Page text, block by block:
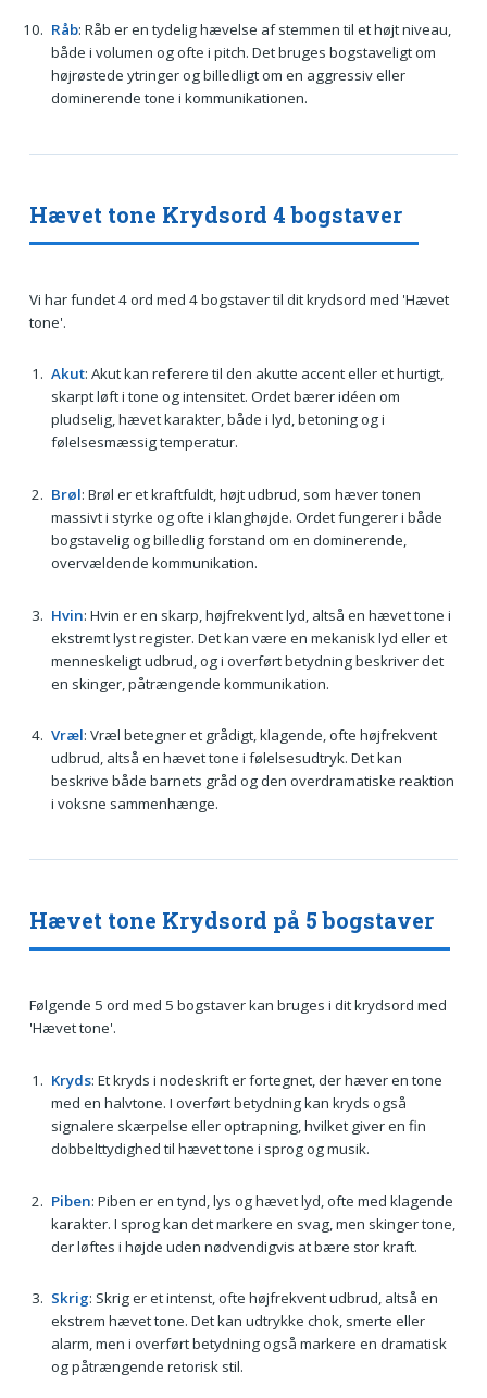
Råb: Råb er en tydelig hævelse af stemmen til et højt niveau,
både i volumen og ofte i pitch. Det bruges bogstaveligt om
højrøstede ytringer og billedligt om en aggressiv eller
dominerende tone i kommunikationen.
Hævet tone Krydsord 4 bogstaver
Vi har fundet 4 ord med 4 bogstaver til dit krydsord med 'Hævet
tone'.
Akut: Akut kan referere til den akutte accent eller et hurtigt,
skarpt løft i tone og intensitet. Ordet bærer idéen om
pludselig, hævet karakter, både i lyd, betoning og i
følelsesmæssig temperatur.
Brøl: Brøl er et kraftfuldt, højt udbrud, som hæver tonen
massivt i styrke og ofte i klanghøjde. Ordet fungerer i både
bogstavelig og billedlig forstand om en dominerende,
overvældende kommunikation.
Hvin: Hvin er en skarp, højfrekvent lyd, altså en hævet tone i
ekstremt lyst register. Det kan være en mekanisk lyd eller et
menneskeligt udbrud, og i overført betydning beskriver det
en skinger, påtrængende kommunikation.
Vræl: Vræl betegner et grådigt, klagende, ofte højfrekvent
udbrud, altså en hævet tone i følelsesudtryk. Det kan
beskrive både barnets gråd og den overdramatiske reaktion
i voksne sammenhænge.
Hævet tone Krydsord på 5 bogstaver
Følgende 5 ord med 5 bogstaver kan bruges i dit krydsord med
'Hævet tone'.
Kryds: Et kryds i nodeskrift er fortegnet, der hæver en tone
med en halvtone. I overført betydning kan kryds også
signalere skærpelse eller optrapning, hvilket giver en fin
dobbelttydighed til hævet tone i sprog og musik.
Piben: Piben er en tynd, lys og hævet lyd, ofte med klagende
karakter. I sprog kan det markere en svag, men skinger tone,
der løftes i højde uden nødvendigvis at bære stor kraft.
Skrig: Skrig er et intenst, ofte højfrekvent udbrud, altså en
ekstrem hævet tone. Det kan udtrykke chok, smerte eller
alarm, men i overført betydning også markere en dramatisk
og påtrængende retorisk stil.